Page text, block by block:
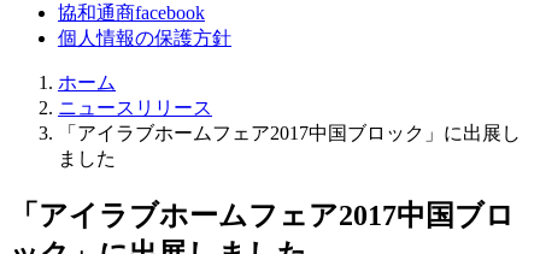
協和通商facebook
個人情報の保護方針
ホーム
ニュースリリース
「アイラブホームフェア2017中国ブロック」に出展し
ました
「アイラブホームフェア2017中国ブロ